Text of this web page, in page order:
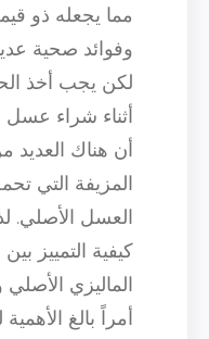
مما يجعله ذو
وفوائد صحية
لكن يجب أخذ
أثناء شراء
أن هناك العديد
المزيفة التي
العسل الأصلي.
كيفية التمييز
الماليزي
أمراً بالغ